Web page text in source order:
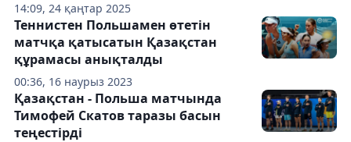
14:09, 24 қаңтар 2025
00:36, 16 наурыз 2023
Теннистен Польшамен өтетін
матчқа қатысатын Қазақстан
құрамасы анықталды
Қазақстан - Польша матчында
Тимофей Скатов таразы басын
теңестірді